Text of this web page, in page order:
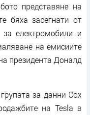
представяне на
бяха засегнати от
електромобили и
на емисиите
президента Доналд
за данни Cox
на Tesla в